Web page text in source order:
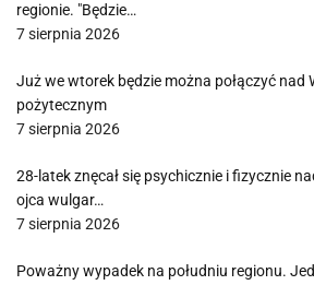
regionie. "Będzie…
7 sierpnia 2026
Już we wtorek będzie można połączyć nad
pożytecznym
7 sierpnia 2026
28-latek znęcał się psychicznie i fizycznie
ojca wulgar…
7 sierpnia 2026
Poważny wypadek na południu regionu.